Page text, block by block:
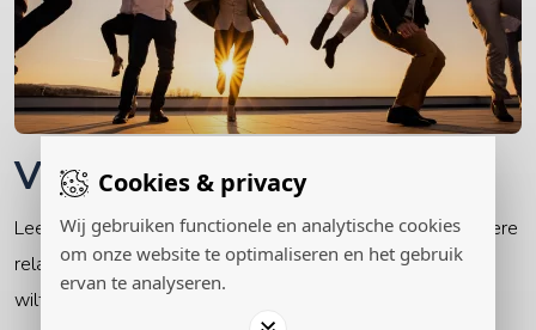
Cookies & privacy
Wij gebruiken functionele en analytische cookies
om onze website te optimaliseren en het gebruik
ervan te analyseren.
Voor jezelf
Leer luisteren naar jouw eigen stem en zet vanuit een betere
relatie met jezelf stappen in de buitenwereld zoals jij dat
wilt.